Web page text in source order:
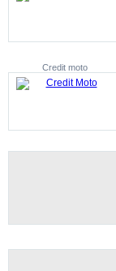
Credit moto